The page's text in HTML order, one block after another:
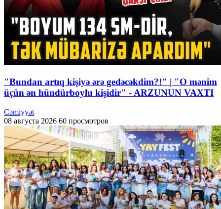
"Bundan artıq kişiyə ərə gedəcəkdim?!" | "O mənim
üçün ən hündürboylu kişidir" - ARZUNUN VAXTI
Cəmiyyət
08 августа 2026 60 просмотров